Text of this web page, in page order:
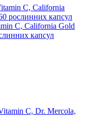
C, California Gold
капсул